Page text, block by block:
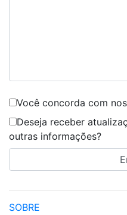
Você concorda com
Deseja receber
outras informações?
SOBRE